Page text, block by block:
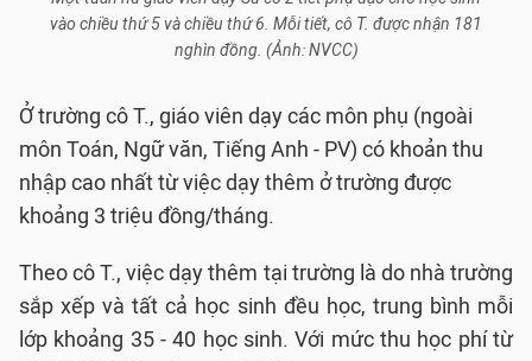
vào chiều thứ 5 và chiều thứ 6. Mỗi tiết, cô T. được nhận 181
nghìn đồng. (Ảnh: NVCC)
Ở trường cô T., giáo viên dạy các môn phụ (ngoài
môn Toán, Ngữ văn, Tiếng Anh - PV) có khoản thu
nhập cao nhất từ việc dạy thêm ở trường được
khoảng 3 triệu đồng/tháng.
Theo cô T., việc dạy thêm tại trường là do nhà trường
sắp xếp và tất cả học sinh đều học, trung bình mỗi
lớp khoảng 35 - 40 học sinh. Với mức thu học phí từ